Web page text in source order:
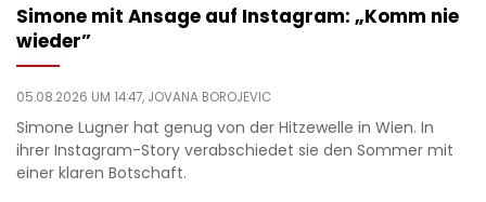
Simone mit Ansage auf Instagram: „Komm nie
wieder”
05.08.2026 UM 14:47, JOVANA BOROJEVIC
Simone Lugner hat genug von der Hitzewelle in Wien. In
ihrer Instagram-Story verabschiedet sie den Sommer mit
einer klaren Botschaft.